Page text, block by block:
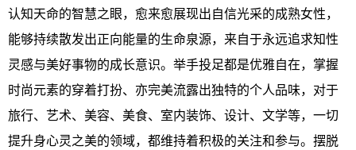
认知天命的智慧之眼，愈来愈展现出自信光采的成熟女性，
能够持续散发出正向能量的生命泉源，来自于永远追求知性
灵感与美好事物的成长意识。举手投足都是优雅自在，掌握
时尚元素的穿着打扮、亦完美流露出独特的个人品味，对于
旅行、艺术、美容、美食、室内装饰、设计、文学等，一切
提升身心灵之美的领域，都维持着积极的关注和参与。摆脱